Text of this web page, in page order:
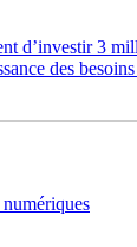
d’investir 3
des